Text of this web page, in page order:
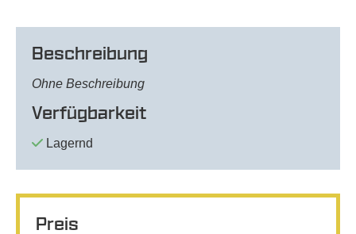
Beschreibung
Ohne Beschreibung
Verfügbarkeit
Lagernd
Preis